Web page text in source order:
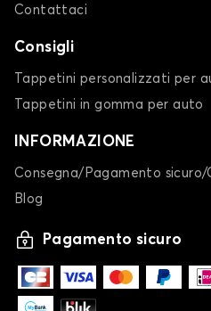
Contattaci
Consigli
Tappetini personalizzati per
Tappetini in gomma per auto
INFORMAZIONE
Consegna/Pagamento sicuro/
Blog
Pagamento sicuro